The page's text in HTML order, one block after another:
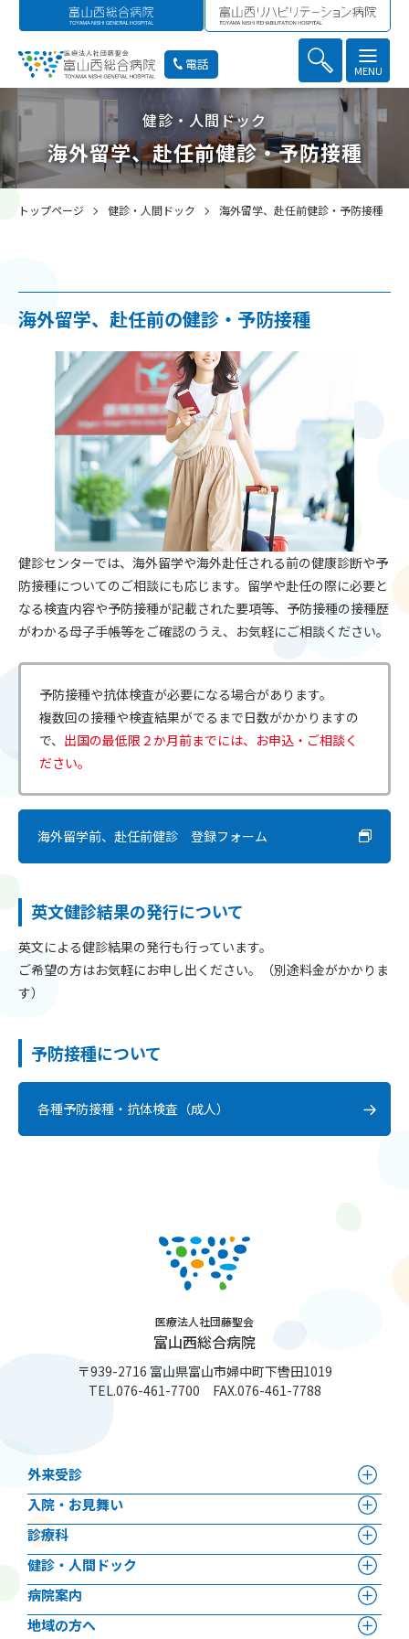
MENU
電話
健診・人間ドック
海外留学、赴任前健診・予防接種
トップページ 健診・人間ドック 海外留学、赴任前健診・予防接種
海外留学、赴任前の健診・予防接種
健診センターでは、海外留学や海外赴任される前の健康診断や予
防接種についてのご相談にも応じます。留学や赴任の際に必要と
なる検査内容や予防接種が記載された要項等、予防接種の接種歴
がわかる母子手帳等をご確認のうえ、お気軽にご相談ください。
予防接種や抗体検査が必要になる場合があります。
複数回の接種や検査結果がでるまで日数がかかりますの
で、 出国の最低限２か月前までには、お申込・ご相談く
ださい。
海外留学前、赴任前健診 登録フォーム
英文健診結果の発行について
英文による健診結果の発行も行っています。
ご希望の方はお気軽にお申し出ください。（別途料金がかかりま
す）
予防接種について
各種予防接種・抗体検査（成人）
医療法人社団藤聖会
富山西総合病院
〒939-2716 富山県富山市婦中町下轡田1019
TEL.076-461-7700 FAX.076-461-7788
外来受診
⼊院・お見舞い
診療科
健診・人間ドック
病院案内
地域の方へ